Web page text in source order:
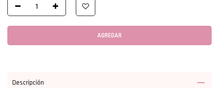
AGREGAR
Descripción